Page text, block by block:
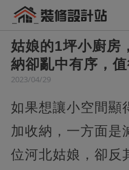
姑娘的1坪小廚房
納卻亂中有序，
2023/04/29
如果想讓小空間顯
加收納，一方面是
位河北姑娘，卻反